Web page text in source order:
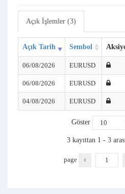
Açık İşlemler (3)
Açık Tarih Sembol
06/08/2026 EURUSD
06/08/2026 EURUSD
04/08/2026 EURUSD
Göster
3 kayıttan 1 - 3
page